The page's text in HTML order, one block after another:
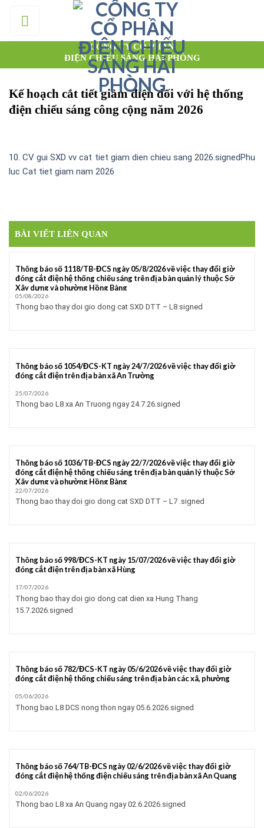
CÔNG TY CỔ PHẦN
ĐIỆN CHIẾU SÁNG HẢI PHÒNG
Kế hoạch cắt tiết giảm điện đối với hệ thống
điện chiếu sáng công cộng năm 2026
10. CV gui SXD vv cat tiet giam dien chieu sang 2026.signedPhu
luc Cat tiet giam nam 2026
BÀI VIẾT LIÊN QUAN
Thông báo số 1118/TB-ĐCS ngày 05/8/2026 về việc thay đổi giờ
đóng cắt điện hệ thống chiếu sáng trên địa bàn quản lý thuộc Sở
Xây dựng và phường Hồng Bàng
05/08/2026
Thong bao thay doi gio dong cat SXD DTT – L8.signed
Thông báo số 1054/ĐCS-KT ngày 24/7/2026 về việc thay đổi giờ
đóng cắt điện trên địa bàn xã An Trường
25/07/2026
Thong bao L8 xa An Truong ngay 24.7.26.signed
Thông báo số 1036/TB-ĐCS ngày 22/7/2026 về việc thay đổi giờ
đóng cắt điện hệ thống chiếu sáng trên địa bàn quản lý thuộc Sở
Xây dựng và phường Hồng Bàng
22/07/2026
Thong bao thay doi gio dong cat SXD DTT – L7 .signed
Thông báo số 998/ĐCS-KT ngày 15/07/2026 về việc thay đổi giờ
đóng cắt điện trên địa bàn xã Hùng
17/07/2026
Thong bao thay doi gio dong cat dien xa Hung Thang
15.7.2026.signed
Thông báo số 782/ĐCS-KT ngày 05/6/2026 về việc thay đổi giờ
đóng cắt điện hệ thống chiếu sáng trên địa bàn các xã, phường
05/06/2026
Thong bao L8 DCS nong thon ngay 05.6.2026.signed
Thông báo số 764/TB-ĐCS ngày 02/6/2026 về việc thay đổi giờ
đóng cắt điện hệ thống điện chiếu sáng trên địa bàn xã An Quang
02/06/2026
Thong bao L8 xa An Quang ngay 02.6.2026.signed